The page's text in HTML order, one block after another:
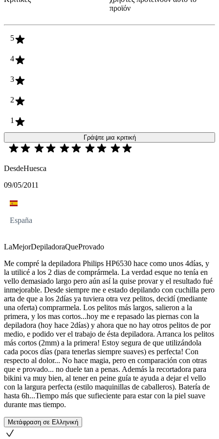
προϊόν
5
4
3
2
1
Γράψτε μια κριτική
DesdeHuesca
09/05/2011
España
LaMejorDepiladoraQueProvado
Me compré la depiladora Philips HP6530 hace como unos 4días, y
la utilicé a los 2 dias de comprármela. La verdad esque no tenía en
vello demasiado largo pero aún así la quise provar y el resultado fué
inmejorable. Desde siempre me e estado depilando con cuchilla pero
arta de que a los 2días ya tuviera otra vez pelitos, decidí (mediante
una oferta) comprarmela. Los pelitos más largos, salieron a la
primera, y los mas cortos...hoy me e repasado las piernas con la
depiladora (hoy hace 2días) y ahora que no hay otros pelitos de por
medio, e podido ver el trabajo de ésta depiladora. Arranca los pelitos
más cortos (2mm) a la primera! Estoy segura de que utilizándola
cada pocos días (para tenerlas siempre suaves) es perfecta! Con
respecto al dolor... No hace magia, pero en comparación con otras
que e provado... no duele tan a penas. Además la recortadora para
bikini va muy bien, al tener en peine guía te ayuda a dejar el vello
con la largura perfecta (estilo maquinillas de caballeros). Batería de
hasta 6h...Tiempo más que sufieciente para estar con la piel suave
durante mas tiempo.
Μετάφραση σε Ελληνική